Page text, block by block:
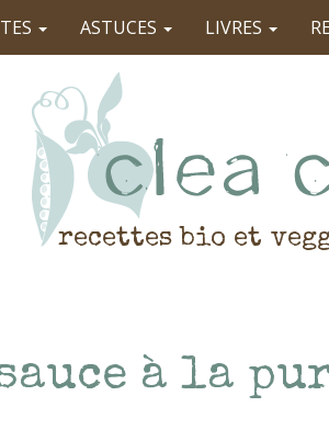
ASTUCES LIVRES
recettes bio et
à la